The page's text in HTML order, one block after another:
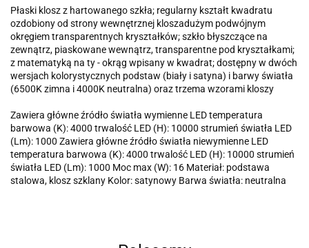
Płaski klosz z hartowanego szkła; regularny kształt kwadratu
ozdobiony od strony wewnętrznej kloszadużym podwójnym
okręgiem transparentnych kryształków; szkło błyszczące na
zewnątrz, piaskowane wewnątrz, transparentne pod kryształkami;
z matematyką na ty - okrąg wpisany w kwadrat; dostępny w dwóch
wersjach kolorystycznych podstaw (biały i satyna) i barwy światła
(6500K zimna i 4000K neutralna) oraz trzema wzorami kloszy
Zawiera główne źródło światła wymienne LED temperatura
barwowa (K): 4000 trwalość LED (H): 10000 strumień światła LED
(Lm): 1000 Zawiera główne źródło światła niewymienne LED
temperatura barwowa (K): 4000 trwalość LED (H): 10000 strumień
światła LED (Lm): 1000 Moc max (W): 16 Materiał: podstawa
stalowa, klosz szklany Kolor: satynowy Barwa światła: neutralna